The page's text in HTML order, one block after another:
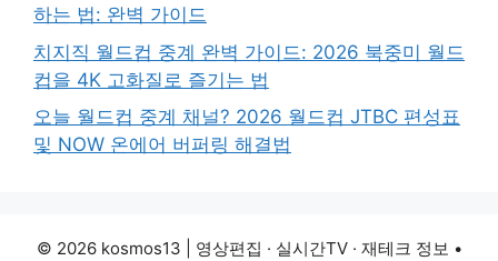
하는 법: 완벽 가이드
치지직 월드컵 중계 완벽 가이드: 2026 북중미 월드
컵을 4K 고화질로 즐기는 법
오늘 월드컵 중계 채널? 2026 월드컵 JTBC 편성표
및 NOW 온에어 버퍼링 해결법
© 2026 kosmos13 | 영상편집 · 실시간TV · 재테크 정보 •